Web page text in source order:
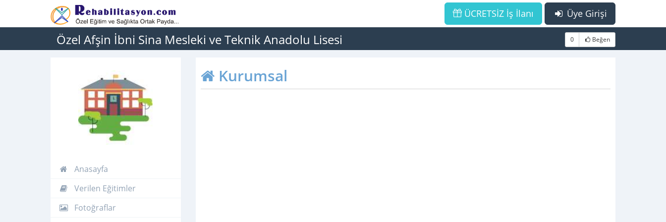
Üye Girişi
ÜCRETSİZ İş İlanı
Özel Afşin İbni Sina Mesleki ve Teknik Anadolu Lisesi 0 Beğen
Anasayfa
Verilen Eğitimler
Fotoğraflar
Kurumsal